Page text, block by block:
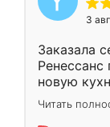
3
Заказала
Ренессанс
новую
вполне
два года,
Читать